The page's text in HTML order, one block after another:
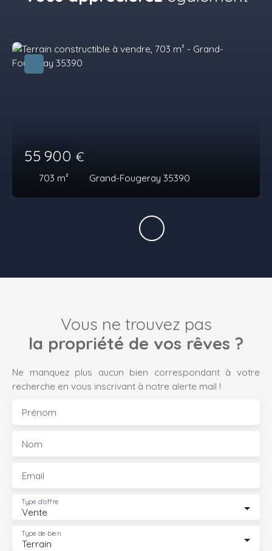
55 900 €
703 m² Grand-Fougeray 35390
Vous ne trouvez pas
la propriété de vos rêves ?
Ne manquez plus aucun bien correspondant à votre
recherche en vous inscrivant à notre alerte mail !
Prénom
Nom
Email
Vente
Type d'offre
Terrain
Type de bien